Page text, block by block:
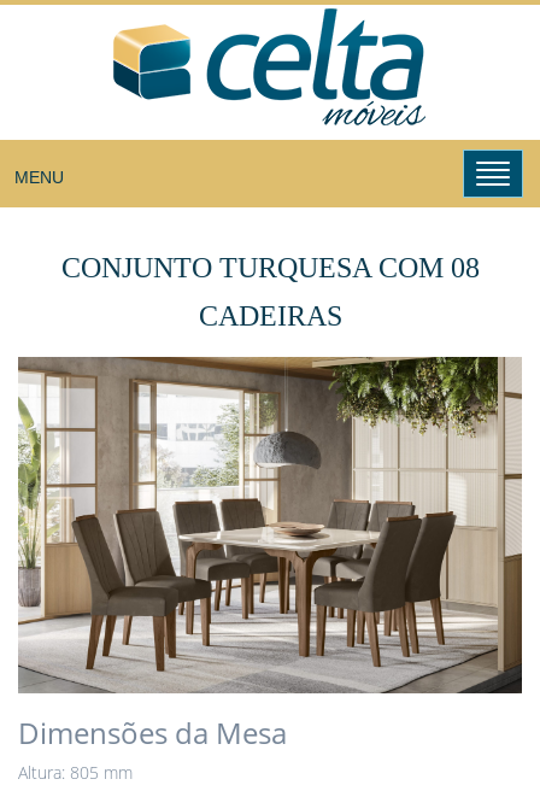
MENU
CONJUNTO TURQUESA COM 08
CADEIRAS
Dimensões da Mesa
Altura: 805 mm